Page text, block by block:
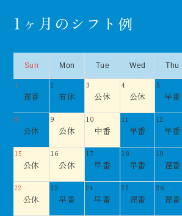
1ヶ月のシフト例
Sun Mon Tue Wed Thu
1
遅番
2
有休
3
公休
4
公休
5
早番
8
公休
9
公休
10
中番
11
早番
12
早番
15
公休
16
公休
17
早番
18
早番
19
遅番
22
公休
23
早番
24
早番
25
遅番
26
遅番